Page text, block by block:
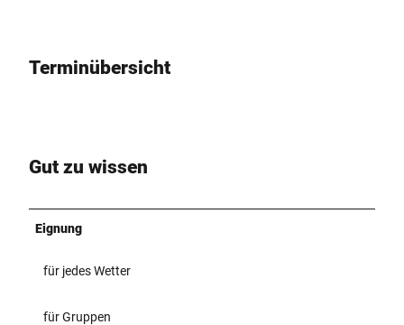
Terminübersicht
Gut zu wissen
Eignung
für jedes Wetter
für Gruppen